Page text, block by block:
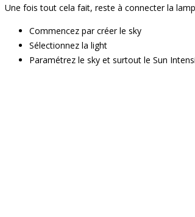
Une fois tout cela fait, reste à connecter la
Commencez par créer le sky
Sélectionnez la light
Paramétrez le sky et surtout le Sun